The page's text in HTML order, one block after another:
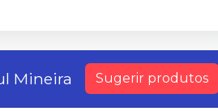
Mineira Sugerir produtos